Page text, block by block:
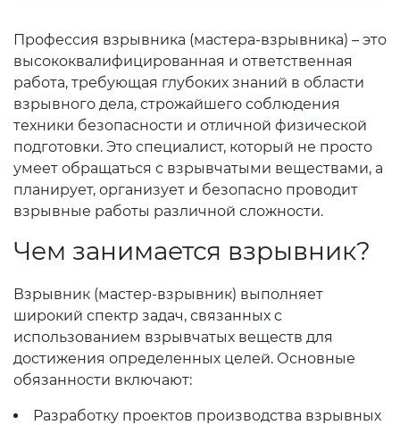
Профессия взрывника (мастера-взрывника) – это
высококвалифицированная и ответственная
работа, требующая глубоких знаний в области
взрывного дела, строжайшего соблюдения
техники безопасности и отличной физической
подготовки. Это специалист, который не просто
умеет обращаться с взрывчатыми веществами, а
планирует, организует и безопасно проводит
взрывные работы различной сложности.
Чем занимается взрывник?
Взрывник (мастер-взрывник) выполняет
широкий спектр задач, связанных с
использованием взрывчатых веществ для
достижения определенных целей. Основные
обязанности включают:
Разработку проектов производства взрывных